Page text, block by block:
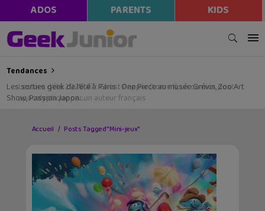
ADOS PARENTS KIDS
Tendances
Les sorties geek de l’été à Paris : One Piece au musée Grévin, Zoo Art
Show, Passion Japon…
Accueil Posts Tagged "Mini-jeux"